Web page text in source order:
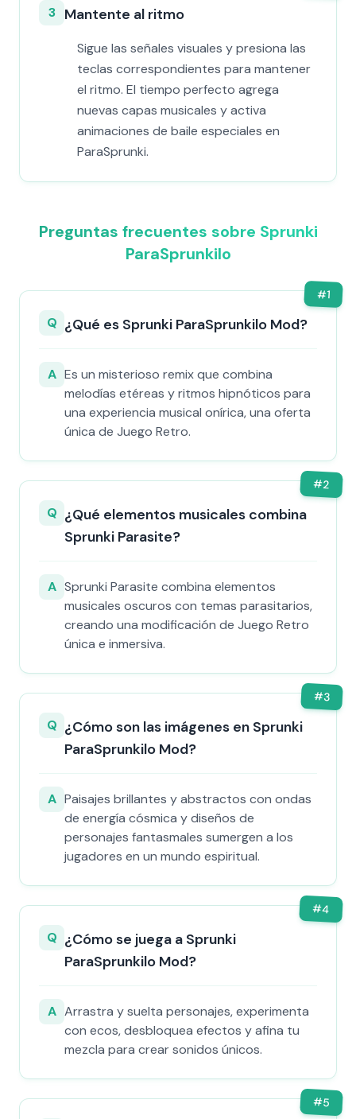
3 Mantente al ritmo
Sigue las señales visuales y presiona las
teclas correspondientes para mantener
el ritmo. El tiempo perfecto agrega
nuevas capas musicales y activa
animaciones de baile especiales en
ParaSprunki.
Preguntas frecuentes sobre Sprunki
ParaSprunkilo
#1
Q ¿Qué es Sprunki ParaSprunkilo Mod?
A Es un misterioso remix que combina
melodías etéreas y ritmos hipnóticos para
una experiencia musical onírica, una oferta
única de Juego Retro.
#2
Q ¿Qué elementos musicales combina
Sprunki Parasite?
A Sprunki Parasite combina elementos
musicales oscuros con temas parasitarios,
creando una modificación de Juego Retro
única e inmersiva.
#3
Q ¿Cómo son las imágenes en Sprunki
ParaSprunkilo Mod?
A Paisajes brillantes y abstractos con ondas
de energía cósmica y diseños de
personajes fantasmales sumergen a los
jugadores en un mundo espiritual.
#4
Q ¿Cómo se juega a Sprunki
ParaSprunkilo Mod?
A Arrastra y suelta personajes, experimenta
con ecos, desbloquea efectos y afina tu
mezcla para crear sonidos únicos.
#5